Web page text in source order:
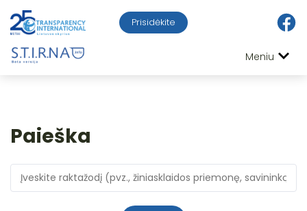
Prisidėkite
Meniu
Paieška